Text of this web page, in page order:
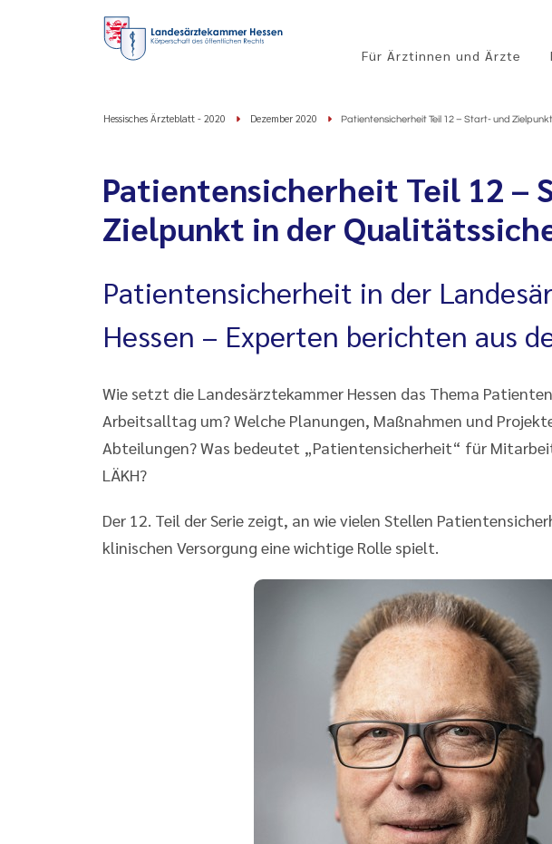
Für Ärztinnen und Ärzte
Hessisches Ärzteblatt - 2020 Dezember 2020 Patientensicherheit Teil 12 – Start- und
Patientensicherheit Teil 12 –
Zielpunkt in der
Patientensicherheit in der
Hessen – Experten berichten aus
Wie setzt die Landesärztekammer Hessen das Thema
Arbeitsalltag um? Welche Planungen, Maßnahmen und
Abteilungen? Was bedeutet „Patientensicherheit“ für
LÄKH?
Der 12. Teil der Serie zeigt, an wie vielen Stellen
klinischen Versorgung eine wichtige Rolle spielt.